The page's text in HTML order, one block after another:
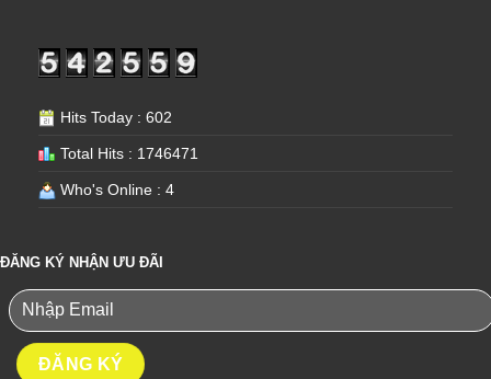
Hits Today : 602
Total Hits : 1746471
Who's Online : 4
ĐĂNG KÝ NHẬN ƯU ĐÃI